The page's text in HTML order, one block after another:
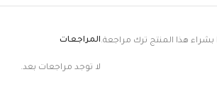
المراجعات
لا توجد مراجعات بعد.
هذا المنتج ترك مراجعة.